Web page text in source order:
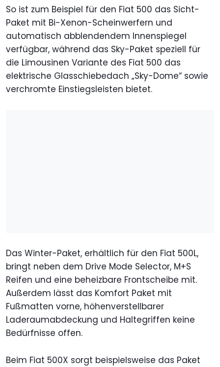
So ist zum Beispiel für den Fiat 500 das Sicht-
Paket mit Bi-Xenon-Scheinwerfern und
automatisch abblendendem Innenspiegel
verfügbar, während das Sky-Paket speziell für
die Limousinen Variante des Fiat 500 das
elektrische Glasschiebedach „Sky-Dome“ sowie
verchromte Einstiegsleisten bietet.
Das Winter-Paket, erhältlich für den Fiat 500L,
bringt neben dem Drive Mode Selector, M+S
Reifen und eine beheizbare Frontscheibe mit.
Außerdem lässt das Komfort Paket mit
Fußmatten vorne, höhenverstellbarer
Laderaumabdeckung und Haltegriffen keine
Bedürfnisse offen.
Beim Fiat 500X sorgt beispielsweise das Paket